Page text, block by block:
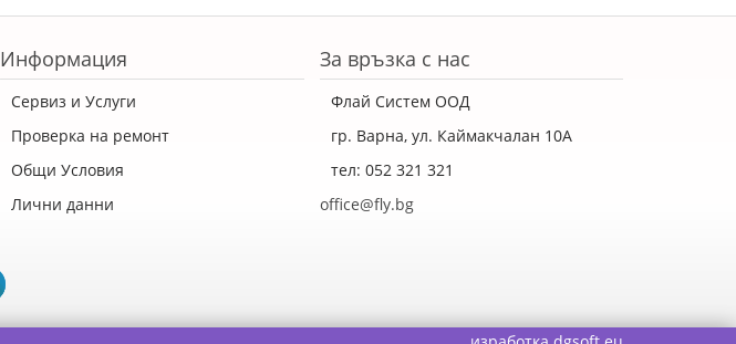
Информация
Сервиз и Услуги
Проверка на ремонт
Общи Условия
Лични данни
За връзка с нас
Флай Систем ООД
гр. Варна, ул. Каймакчалан 10А
тел: 052 321 321
office@fly.bg